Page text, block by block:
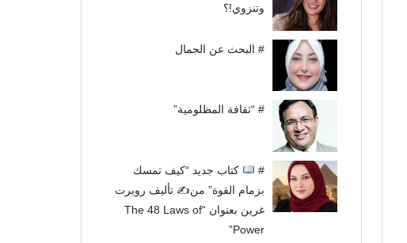
وتنزوي!؟
# البحث عن الجمال
# “ثقافة المظلومية”
#
كتاب جديد “كيف تمسك
بزمام القوة” من✍ تأليف روبرت
غرين بعنوان “The 48 Laws of
Power”